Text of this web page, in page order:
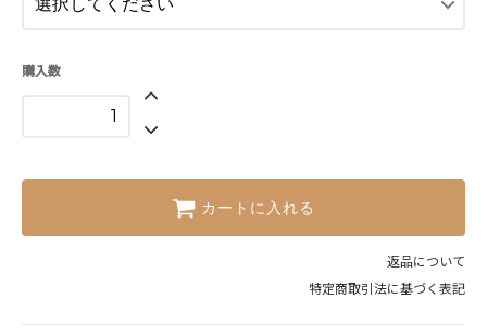
購入数
カートに入れる
返品について
特定商取引法に基づく表記